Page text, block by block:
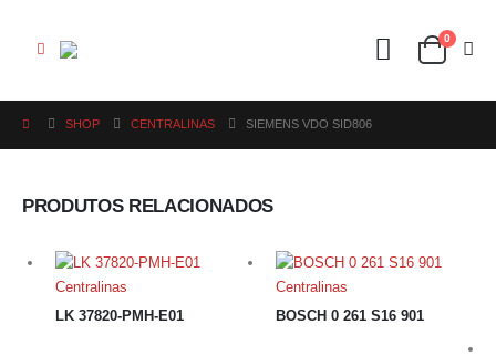
0
SHOP CENTRALINAS SIEMENS VDO SID806
PRODUTOS RELACIONADOS
Centralinas
LK 37820-PMH-E01
Centralinas
BOSCH 0 261 S16 901